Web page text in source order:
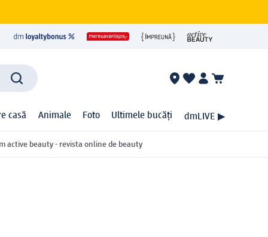
casă Animale Foto Ultimele bucăți dmLIVE ▶
active beauty - revista online de beauty